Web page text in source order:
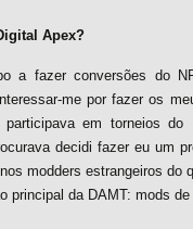
Apex?
a fazer conversões do
me por fazer os
em torneios
decidi fazer eu um
modders estrangeiros do
principal da DAMT: mods